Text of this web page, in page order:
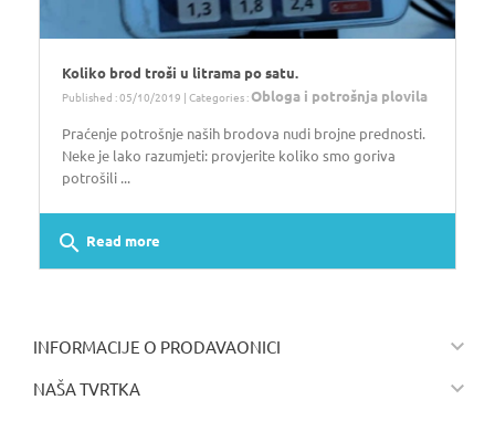
Koliko brod troši u litrama po satu.
Published : 05/10/2019 | Categories :Obloga i potrošnja plovila
Praćenje potrošnje naših brodova nudi brojne prednosti.
Neke je lako razumjeti: provjerite koliko smo goriva
potrošili ...
search Read more
INFORMACIJE O PRODAVAONICI 
NAŠA TVRTKA
